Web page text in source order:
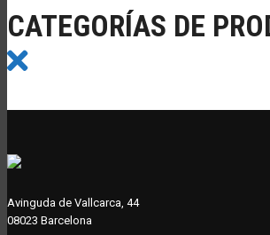
CATEGORÍAS DE
Avinguda de Vallcarca, 44
08023 Barcelona